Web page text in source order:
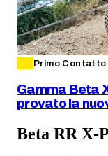
Primo Contatto
Gamma Beta
provato la
Beta RR X-